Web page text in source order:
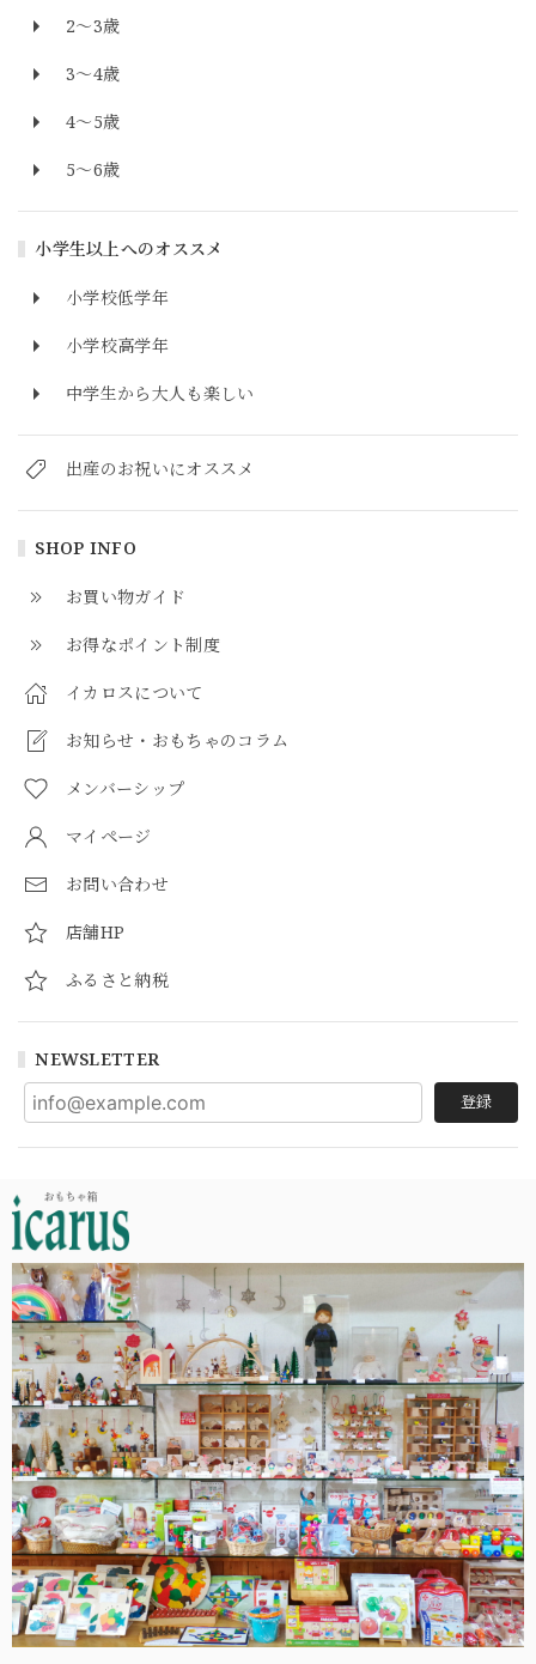
2～3歳
3～4歳
4～5歳
5～6歳
小学生以上へのオススメ
小学校低学年
小学校高学年
中学生から大人も楽しい
出産のお祝いにオススメ
SHOP INFO
お買い物ガイド
お得なポイント制度
イカロスについて
お知らせ・おもちゃのコラム
メンバーシップ
マイページ
お問い合わせ
店舗HP
ふるさと納税
NEWSLETTER
登録